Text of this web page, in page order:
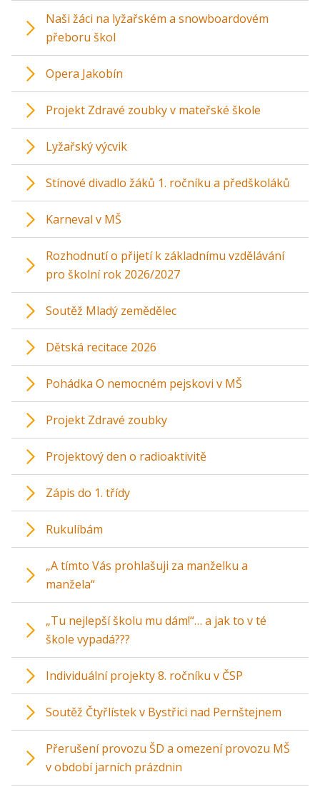
Naši žáci na lyžařském a snowboardovém
přeboru škol
Opera Jakobín
Projekt Zdravé zoubky v mateřské škole
Lyžařský výcvik
Stínové divadlo žáků 1. ročníku a předškoláků
Karneval v MŠ
Rozhodnutí o přijetí k základnímu vzdělávání
pro školní rok 2026/2027
Soutěž Mladý zemědělec
Dětská recitace 2026
Pohádka O nemocném pejskovi v MŠ
Projekt Zdravé zoubky
Projektový den o radioaktivitě
Zápis do 1. třídy
Rukulíbám
„A tímto Vás prohlašuji za manželku a
manžela“
„Tu nejlepší školu mu dám!“… a jak to v té
škole vypadá???
Individuální projekty 8. ročníku v ČSP
Soutěž Čtyřlístek v Bystřici nad Pernštejnem
Přerušení provozu ŠD a omezení provozu MŠ
v období jarních prázdnin